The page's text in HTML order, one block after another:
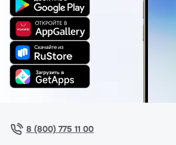
8 (800) 775 11 00